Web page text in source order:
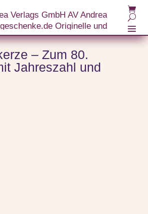
/ Geburtstagskerze – Zum 80. Geburtstag mit Jahreszahl
– Zum 80.
Jahreszahl und